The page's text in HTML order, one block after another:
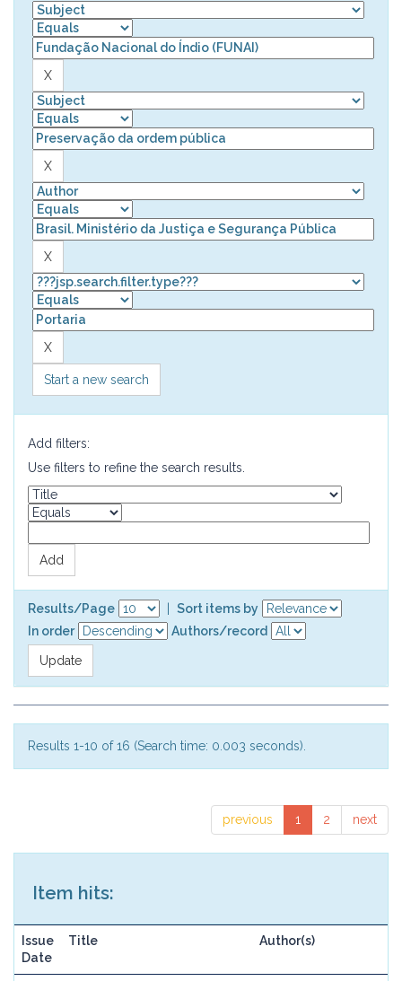
Start a new search
Add filters:
Use filters to refine the search results.
Results/Page
Sort items by
In order
Authors/record
Results 1-10 of 16 (Search time: 0.003 seconds).
previous 1 2 next
Item hits:
Issue
Date
Title Author(s)